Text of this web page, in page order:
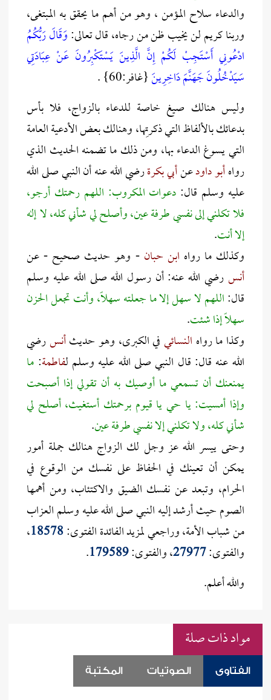
والدعاء سلاح المؤمن ، وهو من أهم ما يحقق به المبتغى،
وربنا كريم لن يخيب ظن من رجاه، قال تعالى:وَقَالَ رَبُّكُمُ
ادْعُونِي أَسْتَجِبْ لَكُمْ إِنَّ الَّذِينَ يَسْتَكْبِرُونَ عَنْ عِبَادَتِي
سَيَدْخُلُونَ جَهَنَّمَ دَاخِرِينَ{غافر:60} .
وليس هنالك صيغ خاصة للدعاء بالزواج، فلا بأس
بدعائك بالألفاظ التي ذكرتِها، وهنالك بعض الأدعية العامة
التي يسوغ الدعاء بها، ومن ذلك ما تضمنه الحديث الذي
رواهأبو داودعنأبي بكرةرضي الله عنه أن النبي صلى الله
عليه وسلم قال: دعوات المكروب: اللهم رحمتك أرجو،
فلا تكلني إلى نفسي طرفة عين، وأصلح لي شأني كله، لا إله
إلا أنت.
وكذلك ما رواه ابن حبان- وهو حديث صحيح - عن
أنسرضي الله عنه: أن رسول الله صلى الله عليه وسلم
قال:اللهم لا سهل إلا ما جعلته سهلاً، وأنت تجعل الحزن
سهلاً إذا شئت.
وكذا ما رواه النسائيفي الكبرى، وهو حديثأنسرضي
الله عنه قال: قال النبي صلى الله عليه وسلم لفاطمة: ما
يمنعنك أن تسمعي ما أوصيك به أن تقولي إذا أصبحت
وإذا أمسيت: يا حي يا قيوم برحمتك أستغيث، أصلح لي
شأني كله، ولا تكلني إلا نفسي طرفة عين.
وحتى ييسر الله عز وجل لك الزواج هنالك جملة أمور
يمكن أن تعينك في الحفاظ على نفسك من الوقوع في
الحرام، وتبعد عن نفسك الضيق والاكتئاب، ومن أهمها
الصوم حيث أرشد إليه النبي صلى الله عليه وسلم العزاب
من شباب الأمة، وراجعي لمزيد الفائدة الفتوى:18578،
والفتوى:27977، والفتوى:179589
.
والله أعلم.
مواد ذات صلة
الفتاوى الصوتيات المكتبة